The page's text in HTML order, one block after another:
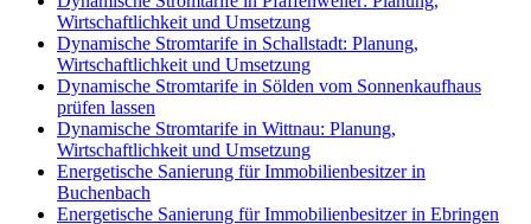
Wirtschaftlichkeit und Umsetzung
Dynamische Stromtarife in Schallstadt: Planung,
Wirtschaftlichkeit und Umsetzung
Dynamische Stromtarife in Sölden vom Sonnenkaufhaus
prüfen lassen
Dynamische Stromtarife in Wittnau: Planung,
Wirtschaftlichkeit und Umsetzung
Energetische Sanierung für Immobilienbesitzer in
Buchenbach
Energetische Sanierung für Immobilienbesitzer in Ebringen